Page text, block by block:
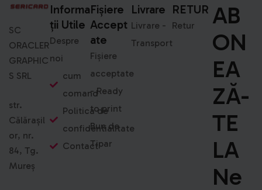
AB
ON
EA
ZĂ-
TE
LA
Ne
Informa
Ții Utile
Despre
noi
cum
comand
Politica de
confidentialitate
Contact
Fișiere
Accept
Ate
Fișiere
acceptate
- Ready
to print
Bun de
Tipar
Livrare
Livrare -
Transport
RETUR
Retur
SC
ORACLER
GRAPHIC
S SRL
str.
Călărașil
or, nr.
84, Tg.
Mureș